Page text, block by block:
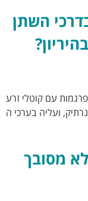
השתן
עם קוטלי זרע
ועליה בערכי ה
מסובך